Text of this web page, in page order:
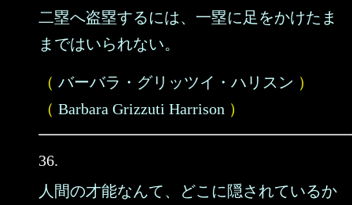
二塁へ盗塁するには、一塁に足をかけたま
まではいられない。
（ バーバラ・グリッツイ・ハリスン ）
（ Barbara Grizzuti Harrison ）
36.
人間の才能なんて、どこに隠されているか